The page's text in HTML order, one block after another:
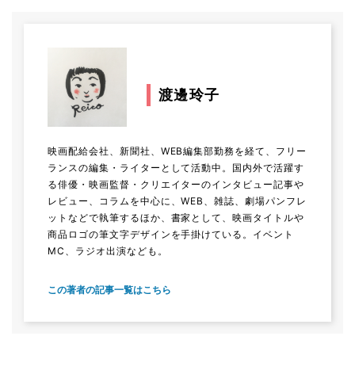
渡邊玲子
映画配給会社、新聞社、WEB編集部勤務を経て、フリー
ランスの編集・ライターとして活動中。国内外で活躍す
る俳優・映画監督・クリエイターのインタビュー記事や
レビュー、コラムを中心に、WEB、雑誌、劇場パンフレ
ットなどで執筆するほか、書家として、映画タイトルや
商品ロゴの筆文字デザインを手掛けている。イベント
MC、ラジオ出演なども。
この著者の記事一覧はこちら